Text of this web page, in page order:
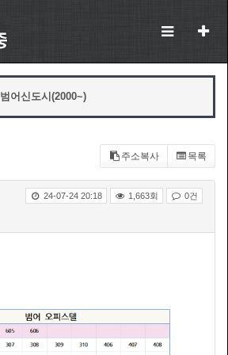
범어신도시(2000~)
주소복사 목록
24-07-24 20:18 1,663회 0건